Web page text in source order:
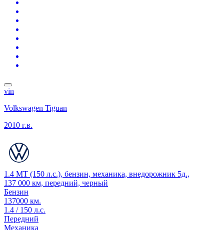
vin
Volkswagen Tiguan
2010 г.в.
1.4 MT (150 л.с.), бензин, механика, внедорожник 5д.,
137 000 км, передний, черный
Бензин
137000 км.
1.4 / 150 л.с.
Передний
Механика